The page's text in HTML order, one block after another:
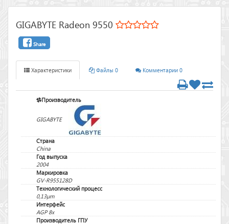
GIGABYTE Radeon 9550
Share
Характеристики Файлы 0 Комментарии 0
Производитель
GIGABYTE
Страна
China
Год выпуска
2004
Маркировка
GV-R955128D
Технологический процесс
0,13µm
Интерфейс
AGP 8x
Производитель ГПУ